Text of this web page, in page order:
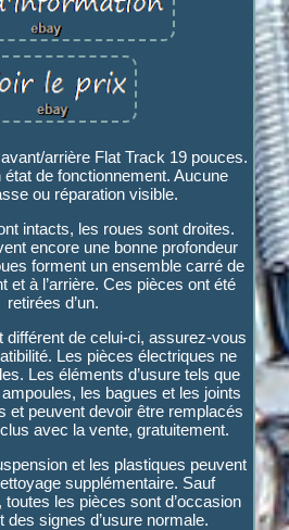
arrière Flat Track 19 pouces.
état de fonctionnement. Aucune
ou réparation visible.
intacts, les roues sont droites.
encore une bonne profondeur
forment un ensemble carré de
et à l’arrière. Ces pièces ont été
retirées d’un.
différent de celui-ci, assurez-vous
Les pièces électriques ne
Les éléments d’usure tels que
les bagues et les joints
et peuvent devoir être remplacés
avec la vente, gratuitement.
et les plastiques peuvent
supplémentaire. Sauf
toutes les pièces sont d’occasion
des signes d’usure normale.